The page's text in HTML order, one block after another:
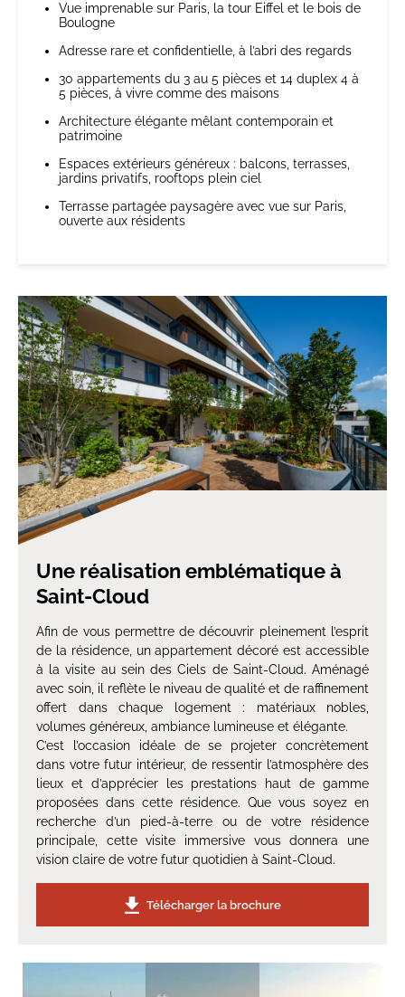
Vue imprenable sur Paris, la tour Eiffel et le bois de
Boulogne
Adresse rare et confidentielle, à l’abri des regards
30 appartements du 3 au 5 pièces et 14 duplex 4 à
5 pièces, à vivre comme des maisons
Architecture élégante mêlant contemporain et
patrimoine
Espaces extérieurs généreux : balcons, terrasses,
jardins privatifs, rooftops plein ciel
Terrasse partagée paysagère avec vue sur Paris,
ouverte aux résidents
Une réalisation emblématique à
Saint-Cloud
Afin de vous permettre de découvrir pleinement l’esprit
de la résidence, un appartement décoré est accessible
à la visite au sein des Ciels de Saint-Cloud. Aménagé
avec soin, il reflète le niveau de qualité et de raffinement
offert dans chaque logement : matériaux nobles,
volumes généreux, ambiance lumineuse et élégante.
C’est l’occasion idéale de se projeter concrètement
dans votre futur intérieur, de ressentir l’atmosphère des
lieux et d’apprécier les prestations haut de gamme
proposées dans cette résidence. Que vous soyez en
recherche d’un pied-à-terre ou de votre résidence
principale, cette visite immersive vous donnera une
vision claire de votre futur quotidien à Saint-Cloud.
Télécharger la brochure